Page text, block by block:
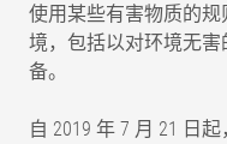
使用某些有害物质的
境，包括以对环境无
备。
自 2019 年 7 月 21 日